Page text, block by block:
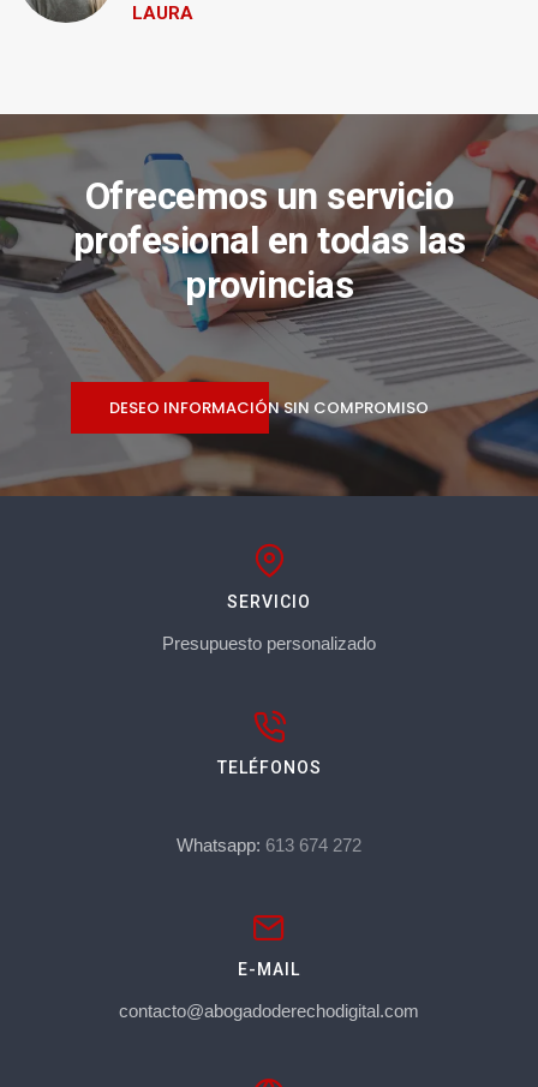
LAURA
Ofrecemos un servicio
profesional en todas las
provincias
DESEO INFORMACIÓN SIN COMPROMISO
SERVICIO
Presupuesto personalizado
TELÉFONOS
Whatsapp: 613 674 272
E-MAIL
contacto@abogadoderechodigital.com